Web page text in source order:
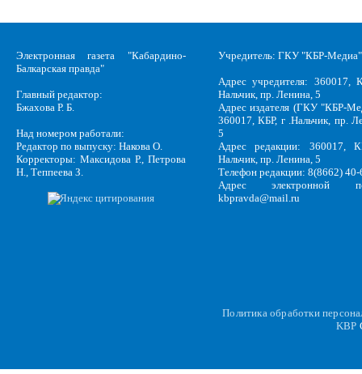
Электронная газета "Кабардино-
Балкарская правда"
Главный редактор:
Бжахова Р. Б.
Над номером работали:
Редактор по выпуску: Накова О.
Корректоры: Максидова Р., Петрова
Н., Теппеева З.
Учредитель: ГКУ "КБР-Медиа"
Адрес учредителя: 360017,
Нальчик, пр. Ленина, 5
Адрес издателя (ГКУ "КБР-
360017, КБР, г .Нальчик, пр.
5
Адрес редакции: 360017,
Нальчик, пр. Ленина, 5
Телефон редакции: 8(8662)
Адрес электронной
kbpravda@mail.ru
Политика обработки
KBP